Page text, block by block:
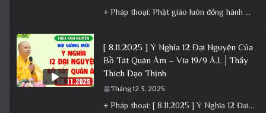
+ Pháp thoại: Phật giáo luôn đồng hành cùng Dân tộc – Bài giảng ý nghĩa nhân dịp 30/4 ngày
[ 8.11.2025 ] Ý Nghĩa 12 Đại Nguyện Của
Bồ Tát Quán Âm – Vía 19/9 Â.L│Thầy
Thích Đạo Thịnh
Tháng 12 3, 2025
+ Pháp thoại: [ 8.11.2025 ] Ý Nghĩa 12 Đại Nguyện Của Bồ Tát Quán Âm – Vía 19/9 Â.L│Thầy